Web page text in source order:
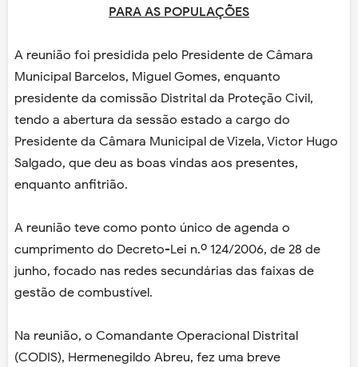
PARA AS POPULAÇÕES
A reunião foi presidida pelo Presidente de Câmara
Municipal Barcelos, Miguel Gomes, enquanto
presidente da comissão Distrital da Proteção Civil,
tendo a abertura da sessão estado a cargo do
Presidente da Câmara Municipal de Vizela, Victor Hugo
Salgado, que deu as boas vindas aos presentes,
enquanto anfitrião.
A reunião teve como ponto único de agenda o
cumprimento do Decreto-Lei n.º 124/2006, de 28 de
junho, focado nas redes secundárias das faixas de
gestão de combustível.
Na reunião, o Comandante Operacional Distrital
(CODIS), Hermenegildo Abreu, fez uma breve